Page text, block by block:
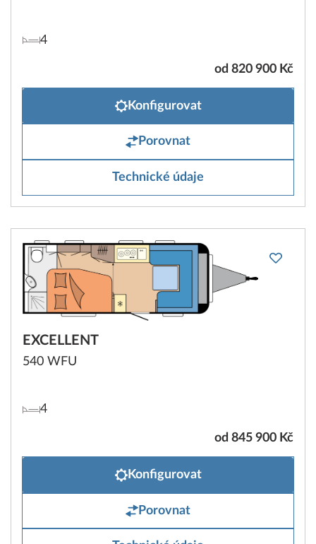
4
od 820 900 Kč
Konfigurovat
Porovnat
Technické údaje
EXCELLENT
540 WFU
4
od 845 900 Kč
Konfigurovat
Porovnat